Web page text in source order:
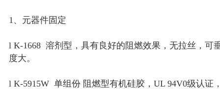
1、元器件固定
l K-1668 溶剂型，具有良好的阻燃效果，无拉丝，可
度大。
l K-5915W 单组份 阻燃型有机硅胶，UL 94V0级认证